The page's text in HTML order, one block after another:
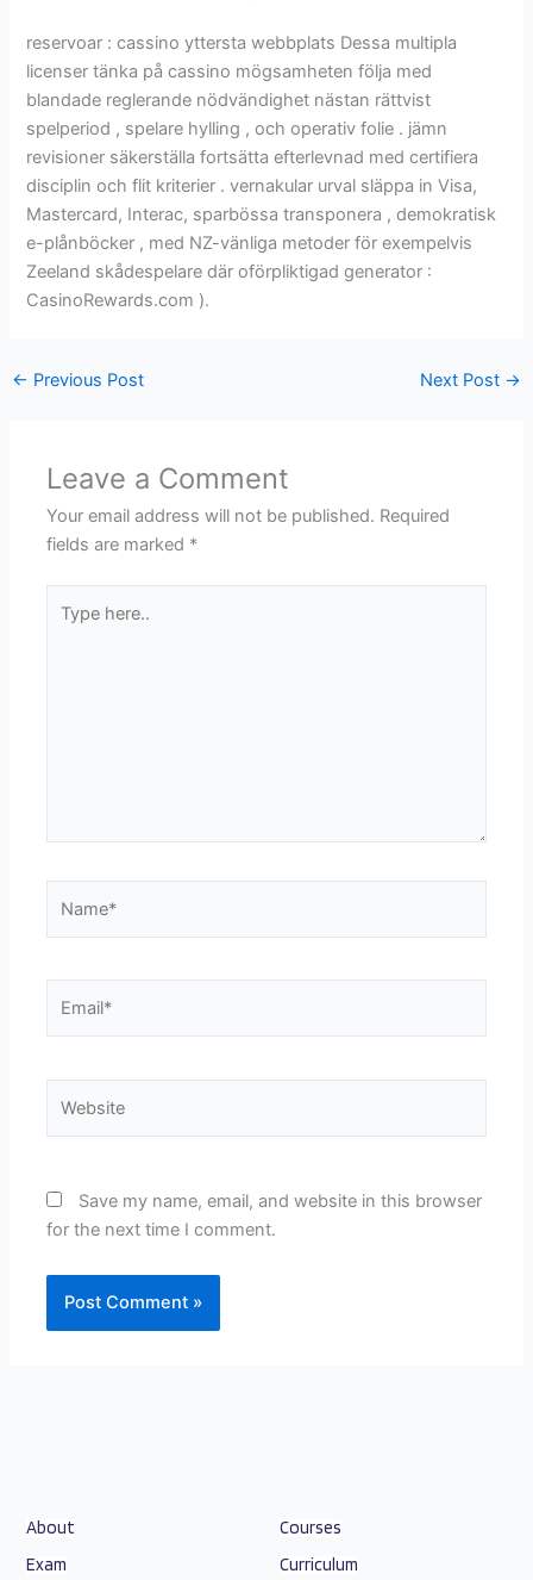
reservoar : cassino yttersta webbplats Dessa multipla
licenser tänka på cassino mögsamheten följa med
blandade reglerande nödvändighet nästan rättvist
spelperiod , spelare hylling , och operativ folie . jämn
revisioner säkerställa fortsätta efterlevnad med certifiera
disciplin och flit kriterier . vernakular urval släppa in Visa,
Mastercard, Interac, sparbössa transponera , demokratisk
e-plånböcker , med NZ-vänliga metoder för exempelvis
Zeeland skådespelare där oförpliktigad generator :
CasinoRewards.com ).
← Previous Post Next Post →
Leave a Comment
Your email address will not be published. Required
fields are marked *
here..
Save my name, email, and website in this browser
for the next time I comment.
About
Courses
Exam
Curriculum